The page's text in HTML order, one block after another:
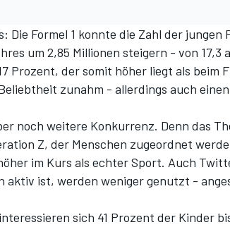
Die Formel 1 konnte die Zahl der jungen
um 2,85 Millionen steigern - von 17,3
Prozent, der somit höher liegt als beim
zunahm - allerdings auch
noch weitere Konkurrenz. Denn das
Z, der Menschen zugeordnet
im Kurs als echter Sport. Auch
aktiv ist, werden weniger genutzt -
sich 41 Prozent der Kinder